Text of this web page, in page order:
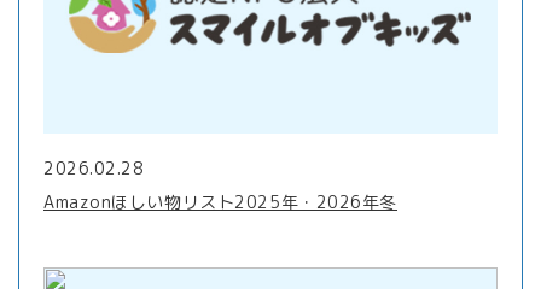
2026.02.28
Amazonほしい物リスト2025年・2026年冬